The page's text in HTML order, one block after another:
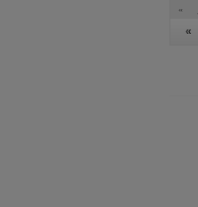
«
«